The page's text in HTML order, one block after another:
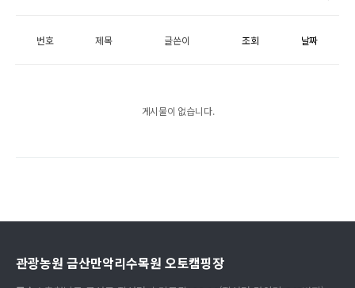
번호 제목 글쓴이 조회 날짜
게시물이 없습니다.
관광농원 금산만악리수목원 오토캠핑장